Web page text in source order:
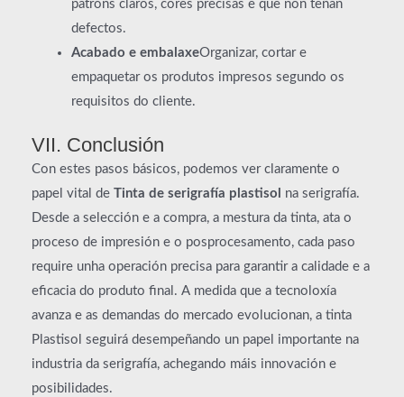
patróns claros, cores precisas e que non teñan
defectos.
Acabado e embalaxeOrganizar, cortar e
empaquetar os produtos impresos segundo os
requisitos do cliente.
VII. Conclusión
Con estes pasos básicos, podemos ver claramente o
papel vital de Tinta de serigrafía plastisol
na serigrafía.
Desde a selección e a compra, a mestura da tinta, ata o
proceso de impresión e o posprocesamento, cada paso
require unha operación precisa para garantir a calidade e a
eficacia do produto final. A medida que a tecnoloxía
avanza e as demandas do mercado evolucionan, a tinta
Plastisol seguirá desempeñando un papel importante na
industria da serigrafía, achegando máis innovación e
posibilidades.